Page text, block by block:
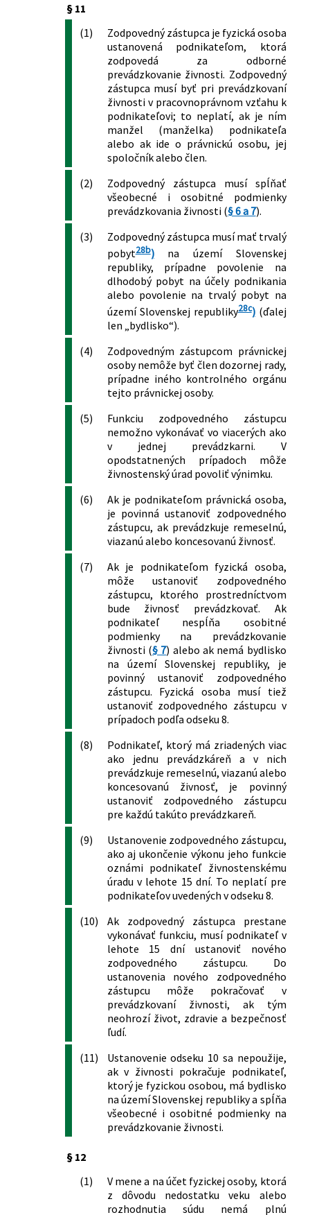
492/2009 Z. z.
zmene a doplnení niektorých zákonov
Zákon o celoživotnom vzdelávaní a o
zmene a doplnení niektorých zákonov
Zákon o spotrebiteľských úveroch a o
iných úveroch a pôžičkách pre
spotrebiteľov a o zmene a doplnení
niektorých zákonov
Zákon o službách na vnútornom trhu a
o zmene a doplnení niektorých
zákonov
556/2010 Z. z.
Zákon, ktorým sa mení a dopĺňa zákon
č. 338/2000 Z. z. o vnútrozemskej
plavbe a o zmene a doplnení
niektorých zákonov v znení neskorších
predpisov a o zmene a doplnení
niektorých zákonov
Zákon o riadení bezpečnosti
pozemných komunikácií a o zmene a
doplnení niektorých zákonov
Zákon o poštových službách a o zmene
a doplnení niektorých zákonov
362/2011 Z. z.
Zákon o liekoch a zdravotníckych
pomôckach a o zmene a doplnení
niektorých zákonov
Zákon o obchodovaní s výrobkami
obranného priemyslu a o zmene a
doplnení niektorých zákonov
Zákon, ktorým sa mení a dopĺňa zákon
Národnej rady Slovenskej republiky č.
42/1994 Z. z. o civilnej ochrane
predpisov a ktorým sa menia a
dopĺňajú niektoré zákony
Zákon o energetike a o zmene a
doplnení niektorých zákonov
314/2012 Z. z.
Zákon o pravidelnej kontrole
vykurovacích systémov a
klimatizačných systémov a o zmene
zákona č. 455/1991 Zb. o
živnostenskom podnikaní
(živnostenský zákon) v znení
neskorších predpisov
Zákon o ochrane ozónovej vrstvy Zeme
a o zmene a doplnení niektorých
zákonov
Zákon, o environmentálnom overovaní
Európskej únie pre environmentálne
manažérstvo a audit a o zmene a
doplnení niektorých zákonov
Zákon, ktorým sa mení a dopĺňa zákon
č. 15/2005 Z. z. o ochrane druhov voľne
žijúcich živočíchov a voľne rastúcich
rastlín reguláciou obchodu s nimi a o
zmene a doplnení niektorých zákonov
v znení neskorších predpisov a ktorým
sa menia a dopĺňajú niektoré zákony
Zákon o integrovanej prevencii a
kontrole znečisťovania životného
prostredia a o zmene a doplnení
niektorých zákonov
Zákon o puncovníctve a skúšaní
drahých kovov (puncový zákon) a o
zmene niektorých zákonov
Zákon, ktorým sa mení a dopĺňa zákon
č. 25/2006 Z. z. o verejnom obstarávaní
a o zmene a doplnení niektorých
zákonov v znení neskorších predpisov a
o zmene zákona č. 455/1991 Zb. o
živnostenskom podnikaní
(živnostenský zákon) v znení
neskorších predpisov
Zákon o organizácii miestnej štátnej
218/2013 Z. z.
Zákon o núdzových zásobách ropy a
ropných výrobkov a o riešení stavu
ropnej núdze a o zmene a doplnení
§ 11
(1)
Zodpovedný zástupca je fyzická osoba
ustanovená podnikateľom, ktorá
zodpovedá za odborné
prevádzkovanie živnosti. Zodpovedný
zástupca musí byť pri prevádzkovaní
živnosti v pracovnoprávnom vzťahu k
podnikateľovi; to neplatí, ak je ním
manžel (manželka) podnikateľa
alebo ak ide o právnickú osobu, jej
spoločník alebo člen.
(2)
Zodpovedný zástupca musí spĺňať
všeobecné i osobitné podmienky
prevádzkovania živnosti (§ 6 a 7).
(3)
Zodpovedný zástupca musí mať trvalý
pobyt28b)na území Slovenskej
republiky, prípadne povolenie na
dlhodobý pobyt na účely podnikania
alebo povolenie na trvalý pobyt na
území Slovenskej republiky28c)(ďalej
len „bydlisko“).
(4)
Zodpovedným zástupcom právnickej
osoby nemôže byť člen dozornej rady,
prípadne iného kontrolného orgánu
tejto právnickej osoby.
(5)
Funkciu zodpovedného zástupcu
nemožno vykonávať vo viacerých ako
v jednej prevádzkarni. V
opodstatnených prípadoch môže
živnostenský úrad povoliť výnimku.
(6)
Ak je podnikateľom právnická osoba,
je povinná ustanoviť zodpovedného
zástupcu, ak prevádzkuje remeselnú,
viazanú alebo koncesovanú živnosť.
(7)
Ak je podnikateľom fyzická osoba,
môže ustanoviť zodpovedného
zástupcu, ktorého prostredníctvom
bude živnosť prevádzkovať. Ak
podnikateľ nespĺňa osobitné
podmienky na prevádzkovanie
živnosti (§ 7) alebo ak nemá bydlisko
na území Slovenskej republiky, je
povinný ustanoviť zodpovedného
zástupcu. Fyzická osoba musí tiež
ustanoviť zodpovedného zástupcu v
prípadoch podľa odseku 8.
(8)
Podnikateľ, ktorý má zriadených viac
ako jednu prevádzkáreň a v nich
prevádzkuje remeselnú, viazanú alebo
koncesovanú živnosť, je povinný
ustanoviť zodpovedného zástupcu
pre každú takúto prevádzkareň.
(9)
Ustanovenie zodpovedného zástupcu,
ako aj ukončenie výkonu jeho funkcie
oznámi podnikateľ živnostenskému
úradu v lehote 15 dní. To neplatí pre
podnikateľov uvedených v odseku 8.
(10)
Ak zodpovedný zástupca prestane
vykonávať funkciu, musí podnikateľ v
lehote 15 dní ustanoviť nového
zodpovedného zástupcu. Do
ustanovenia nového zodpovedného
zástupcu môže pokračovať v
prevádzkovaní živnosti, ak tým
neohrozí život, zdravie a bezpečnosť
ľudí.
(11)
Ustanovenie odseku 10 sa nepoužije,
ak v živnosti pokračuje podnikateľ,
ktorý je fyzickou osobou, má bydlisko
na území Slovenskej republiky a spĺňa
všeobecné i osobitné podmienky na
prevádzkovanie živnosti.
§ 12
(1)
V mene a na účet fyzickej osoby, ktorá
z dôvodu nedostatku veku alebo
rozhodnutia súdu nemá plnú